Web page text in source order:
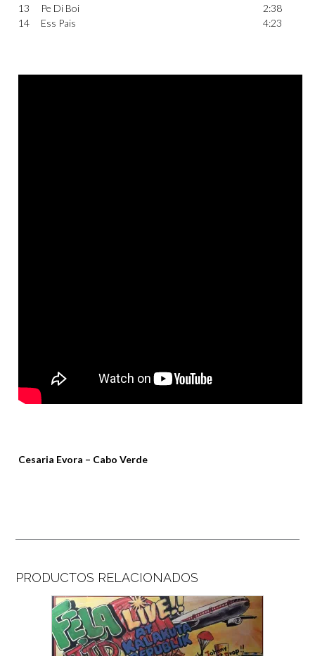
13
Pe Di Boi
2:38
14
Ess Pais 4:23
Cesaria Evora – Cabo Verde
PRODUCTOS RELACIONADOS